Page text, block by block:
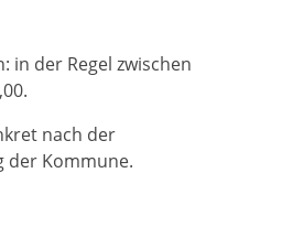
in der Regel zwischen
nach der
der Kommune.